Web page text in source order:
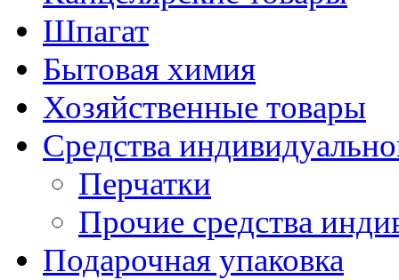
Шпагат
Бытовая химия
Хозяйственные товары
Средства
Перчатки
Прочие средства
Подарочная упаковка